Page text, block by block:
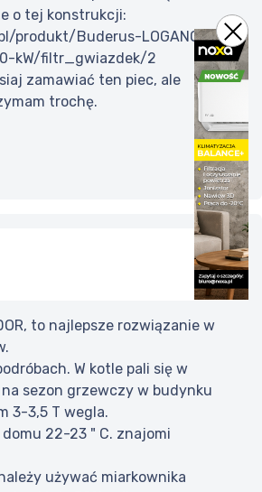
o tej konstrukcji:
produkt/Buderus-LOGANO-
kW/filtr_gwiazdek/2
zamawiać ten piec, ale
trochę.
to najlepsze rozwiązanie w
W kotle pali się w
na sezon grzewczy w budynku
3-3,5 T wegla.
22-23 " C. znajomi
używać miarkownika